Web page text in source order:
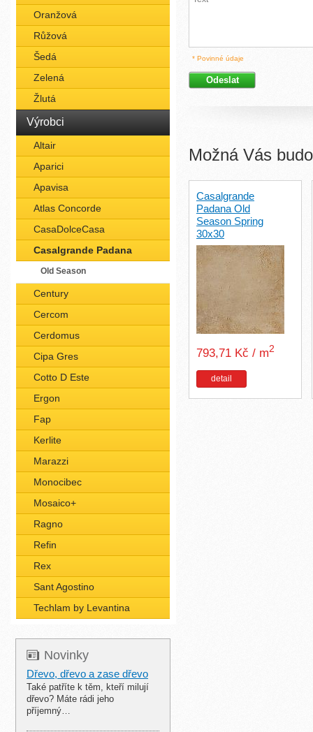
Oranžová
Růžová
Šedá
Zelená
Žlutá
Výrobci
Altair
Aparici
Apavisa
Atlas Concorde
CasaDolceCasa
Casalgrande Padana
Old Season
Century
Cercom
Cerdomus
Cipa Gres
Cotto D Este
Ergon
Fap
Kerlite
Marazzi
Monocibec
Mosaico+
Ragno
Refin
Rex
Sant Agostino
Techlam by Levantina
Novinky
Dřevo, dřevo a zase dřevo
Také patříte k těm, kteří milují
dřevo? Máte rádi jeho
příjemný…
* Povinné údaje
Možná Vás
Casalgrande
Padana Old
Season Spring
30x30
793,71 Kč / m2
detail